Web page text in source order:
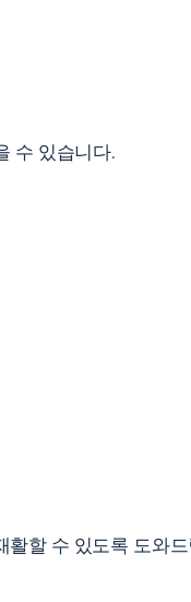
수 있습니다.
할 수 있도록 도와